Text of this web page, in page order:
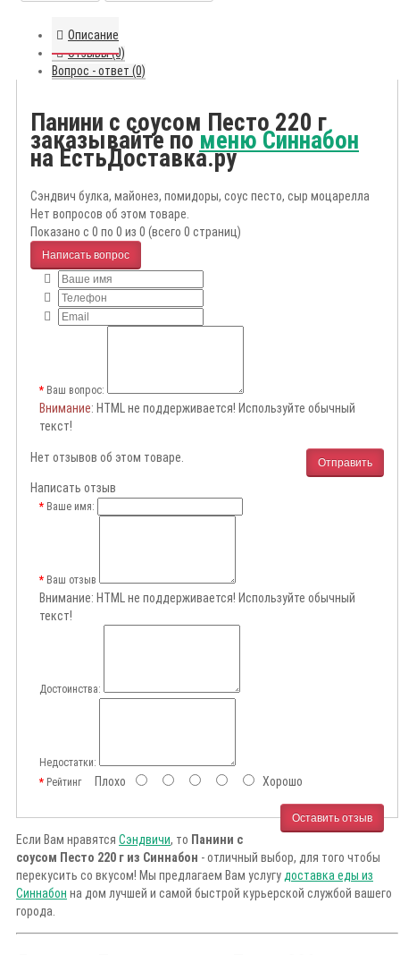
Описание
Отзывы (0)
Вопрос - ответ (0)
Панини с соусом Песто 220 г
заказывайте поменю Синнабон
на ЕстьДоставка.ру
Сэндвич булка, майонез, помидоры, соус песто, сыр моцарелла
Нет вопросов об этом товаре.
Показано с 0 по 0 из 0 (всего 0 страниц)
Написать вопрос
Ваш вопрос:
Внимание: HTML не поддерживается! Используйте обычный
текст!
Отправить
Нет отзывов об этом товаре.
Написать отзыв
Ваше имя:
Ваш отзыв
Внимание: HTML не поддерживается! Используйте обычный
текст!
Достоинства:
Недостатки:
РейтингПлохо Хорошо
Оставить отзыв
Если Вам нравятся Сэндвичи, то Панини с
соусом Песто 220 г из Синнабон - отличный выбор, для того чтобы
перекусить со вкусом! Мы предлагаем Вам услугу доставка еды из
Синнабон на дом лучшей и самой быстрой курьерской службой вашего
города.